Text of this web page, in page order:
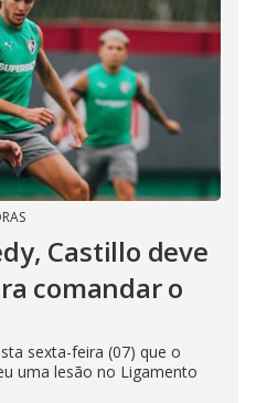
Castillo deve
comandar o
sexta-feira (07) que o
uma lesão no Ligamento